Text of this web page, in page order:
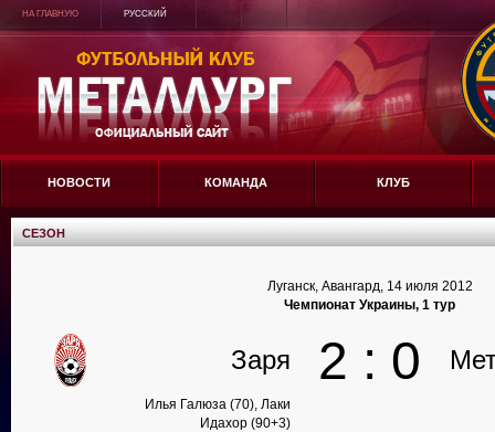
НА ГЛАВНУЮ РУССКИЙ
НОВОСТИ КОМАНДА КЛУБ
СЕЗОН
Луганск, Авангард, 14 июля 2012
Чемпионат Украины, 1 тур
Заря 2 : 0
Илья Галюза (70), Лаки
Идахор (90+3)